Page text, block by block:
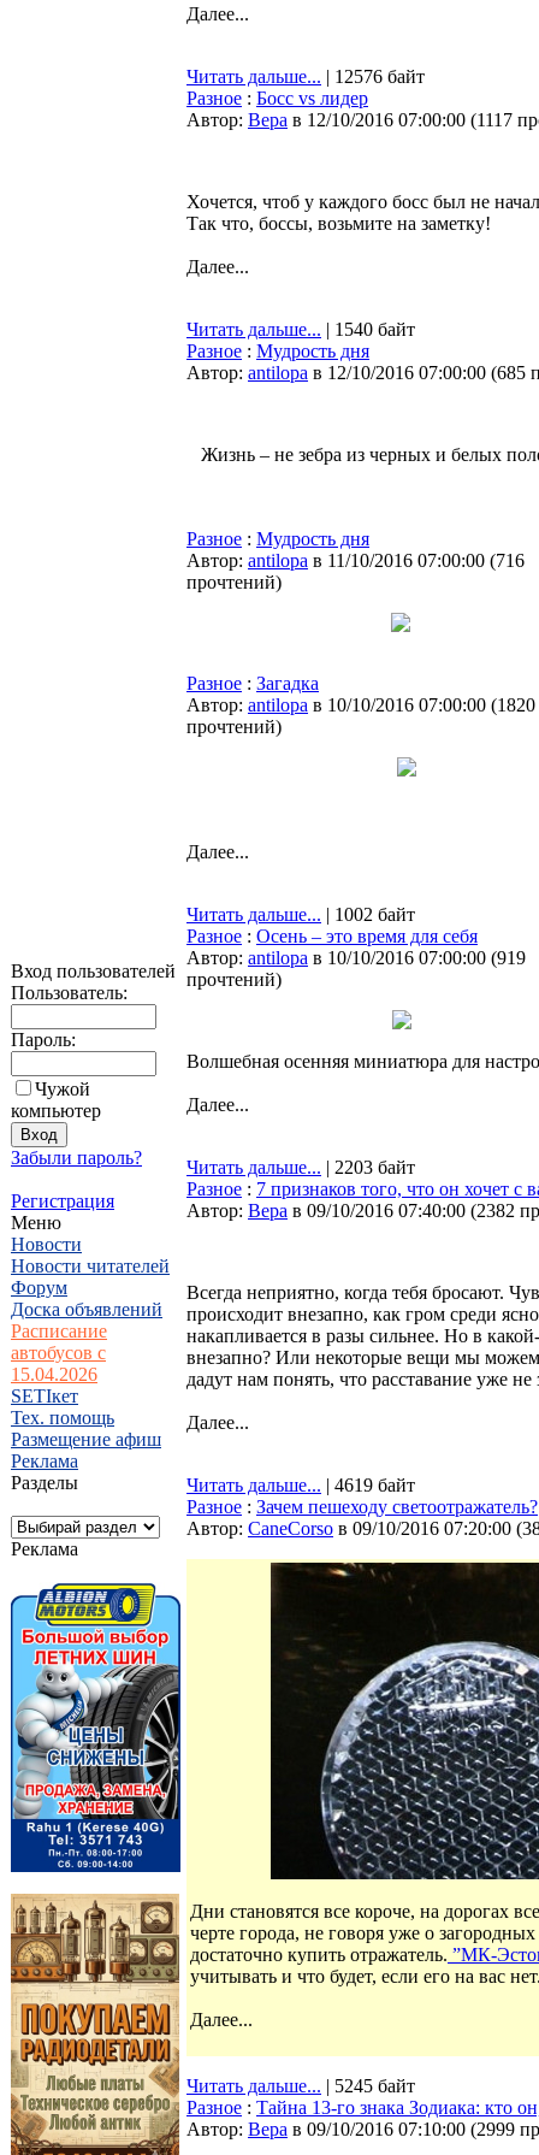
Вход пользователей
Пользователь:
Пароль:
Чужой
компьютер
Забыли пароль?
Регистрация
Меню
Новости
Новости читателей
Форум
Доска объявлений
Расписание
автобусов с
15.04.2026
SETIкет
Тех. помощь
Размещение афиш
Реклама
Разделы
Реклама
Далее...
Читать дальше... | 12576 байт
Разное : Босс vs лидер
Автор: Bepa в 12/10/2016 07:00:00 (1117
Хочется, чтоб у каждого босс был не
Так что, боссы, возьмите на заметку!
Далее...
Читать дальше... | 1540 байт
Разное : Мудрость дня
Автор: antilopa в 12/10/2016 07:00:00 (685
Жизнь – не зебра из черных и белых
Разное : Мудрость дня
Автор: antilopa в 11/10/2016 07:00:00 (716
прочтений)
Разное : Загадка
Автор: antilopa в 10/10/2016 07:00:00 (1820
прочтений)
Далее...
Читать дальше... | 1002 байт
Разное : Осень – это время для себя
Автор: antilopa в 10/10/2016 07:00:00 (919
прочтений)
Волшебная осенняя миниатюра для
Далее...
Читать дальше... | 2203 байт
Разное : 7 признаков того, что он хочет с
Автор: Bepa в 09/10/2016 07:40:00 (2382
Всегда неприятно, когда тебя бросают.
происходит внезапно, как гром среди
накапливается в разы сильнее. Но в
внезапно? Или некоторые вещи мы
дадут нам понять, что расставание уже не
Далее...
Читать дальше... | 4619 байт
Разное : Зачем пешеходу светоотражатель?
Автор: CaneCorso в 09/10/2016 07:20:00 (
Дни становятся все короче, на дорогах
черте города, не говоря уже о
достаточно купить отражатель. ”МК-
учитывать и что будет, если его на вас
Далее...
Читать дальше... | 5245 байт
Разное : Тайна 13-го знака Зодиака: кто
Автор: Bepa в 09/10/2016 07:10:00 (2999